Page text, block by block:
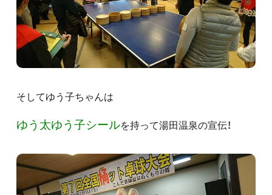
そしてゆう子ちゃんは
ゆう太ゆう子シールを持って湯田温泉の宣伝！